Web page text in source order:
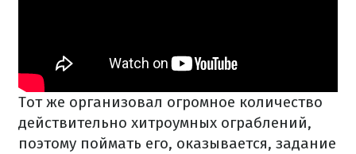
Тот же организовал огромное количество
действительно хитроумных ограблений,
поэтому поймать его, оказывается, задание